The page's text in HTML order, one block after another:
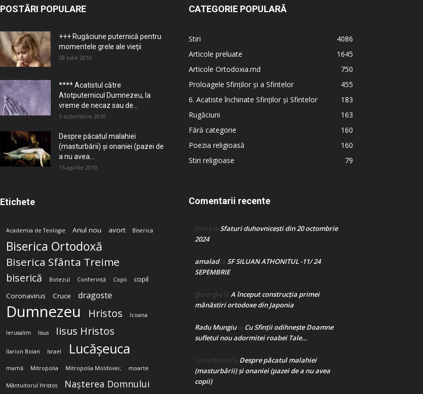
POSTĂRI POPULARE
+++ Rugăciune puternică pentru
momentele grele ale vieţii
28 iulie 2010
**** Acatistul către
Atotputernicul Dumnezeu, la
vreme de necaz sau de...
5 octombrie 2010
Despre păcatul malahiei
(masturbării) şi onaniei (pazei de
a nu avea...
15 aprilie 2010
Etichete
Academia de Teologie Anul nou avort Biserica
Biserica Ortodoxă
Biserica Sfânta Treime
biserică Botezul Conferință Copii
copil
Coronavirus
Cruce dragoste
Dumnezeu Hristos Icoana
Ierusalim Iisus Iisus Hristos
Ilarion Boian Israel Lucășeuca
mamă Mitropolia Mitropolia Moldovei; moarte
Mântuitorul Hristos Nașterea Domnului
CATEGORIE POPULARĂ
Stiri
4086
Articole preluate
1645
Articole Ortodoxia.md
750
Proloagele Sfinților și a Sfintelor
455
6. Acatiste închinate Sfinților și Sfintelor
183
Rugăciuni
163
Fără categorie
160
Poezia religioasă
160
Stiri religioase
79
Comentarii recente
Doina la Sfaturi duhovnicești din 20 octombrie
2024
amaladla SF SILUAN ATHONITUL -11/ 24
SEPEMBRIE
gheorghe la A început construcţia primei
mănăstiri ortodoxe din Japonia
Radu Mungiula Cu Sfinții odihnește Doamne
sufletul nou adormitei roabei Tale…
Crina Marina la Despre păcatul malahiei
(masturbării) şi onaniei (pazei de a nu avea
copii)